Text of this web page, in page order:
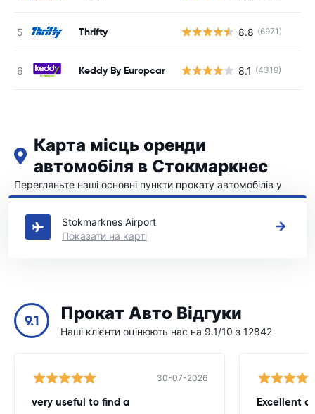
Thrifty 8.8 (6971)
Keddy By Europcar 8.1 (4319)
Карта місць оренди
автомобіля в Стокмаркнес
Перегляньте наші основні пункти прокату автомобілів у
Стокмаркнес
Stokmarknes Airport
Показати на карті
9.1 Прокат Авто Відгуки
Наші клієнти оцінюють нас на 9.1/10 з 12842
30-07-2026
very useful to find a Excellent